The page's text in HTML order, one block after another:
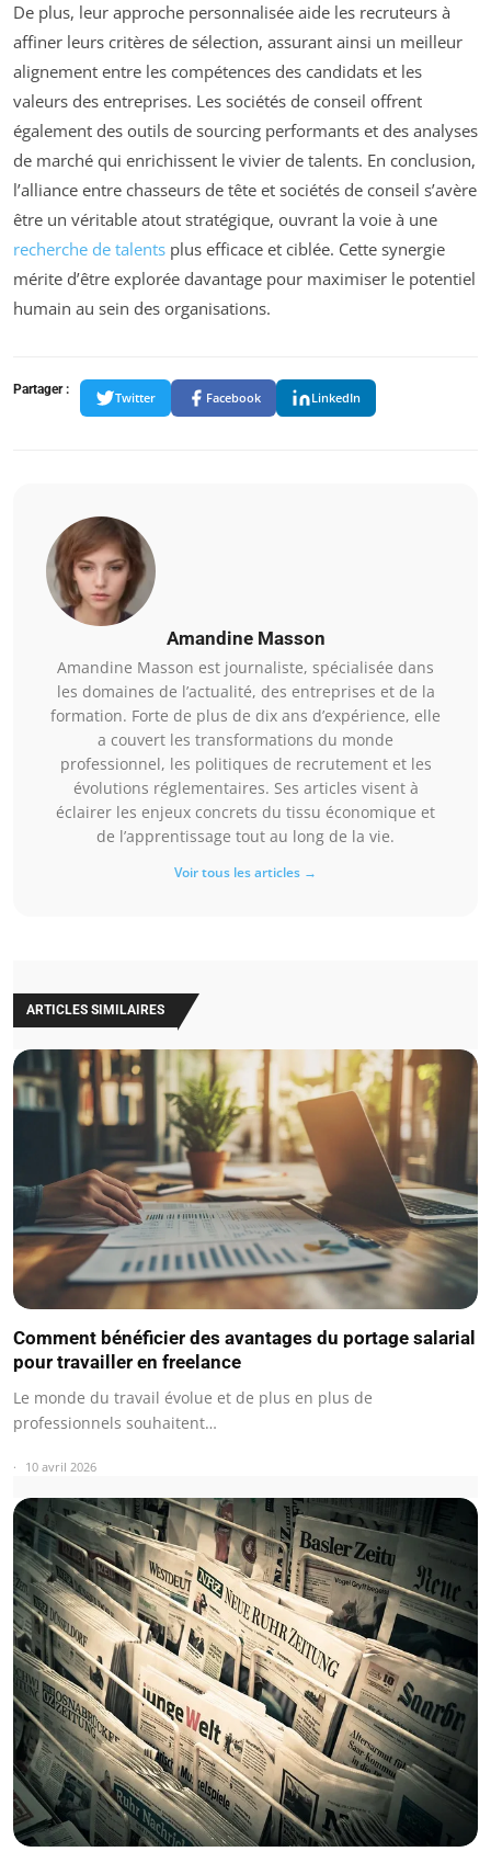
De plus, leur approche personnalisée aide les recruteurs à
affiner leurs critères de sélection, assurant ainsi un meilleur
alignement entre les compétences des candidats et les
valeurs des entreprises. Les sociétés de conseil offrent
également des outils de sourcing performants et des analyses
de marché qui enrichissent le vivier de talents. En conclusion,
l’alliance entre chasseurs de tête et sociétés de conseil s’avère
être un véritable atout stratégique, ouvrant la voie à une
recherche de talents plus efficace et ciblée. Cette synergie
mérite d’être explorée davantage pour maximiser le potentiel
humain au sein des organisations.
Partager :
Twitter Facebook LinkedIn
Amandine Masson
Amandine Masson est journaliste, spécialisée dans
les domaines de l’actualité, des entreprises et de la
formation. Forte de plus de dix ans d’expérience, elle
a couvert les transformations du monde
professionnel, les politiques de recrutement et les
évolutions réglementaires. Ses articles visent à
éclairer les enjeux concrets du tissu économique et
de l’apprentissage tout au long de la vie.
Voir tous les articles →
ARTICLES SIMILAIRES
Comment bénéficier des avantages du portage salarial
pour travailler en freelance
Le monde du travail évolue et de plus en plus de
professionnels souhaitent…
10 avril 2026